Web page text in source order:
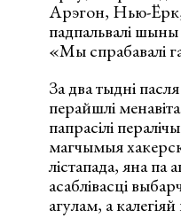
Арэгон, Нью-
падпальвалі
«Мы спрабавалі
За два тыдні
перайшлі
папрасілі
магчымыя
лістапада, яна па
асаблівасці
агулам, а